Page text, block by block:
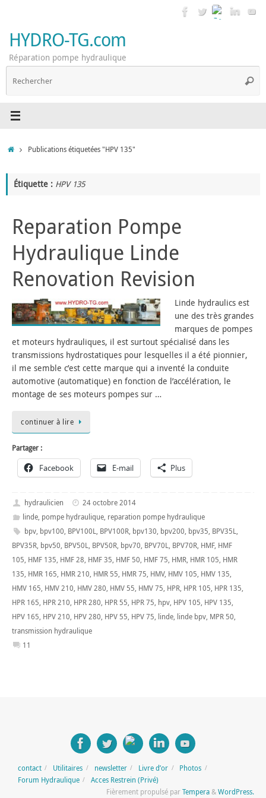
contenu
HYDRO-TG.com
Réparation pompe hydraulique
AccueilPublications étiquetées "HPV 135"
Étiquette : HPV 135
Reparation Pompe
Hydraulique Linde
Renovation Revision
Linde hydraulics est
une des très grandes
marques de pompes
et moteurs hydrauliques, il est surtout spécialisé dans les
transmissions hydrostatiques pour lesquelles il a été pionnier,
il me semble c’est cette marque qui a inventé la conduite
automotive (automatique) en fonction de l’accélération, le
montage de ses moteurs pompes sur …
continuer à lire
Partager :
Facebook E-mail Plus
hydraulicien
24 octobre 2014
linde, pompe hydraulique, reparation pompe hydraulique
bpv, bpv100, BPV100L, BPV100R, bpv130, bpv200, bpv35, BPV35L,
BPV35R, bpv50, BPV50L, BPV50R, bpv70, BPV70L, BPV70R, HMF, HMF
105, HMF 135, HMF 28, HMF 35, HMF 50, HMF 75, HMR, HMR 105, HMR
135, HMR 165, HMR 210, HMR 55, HMR 75, HMV, HMV 105, HMV 135,
HMV 165, HMV 210, HMV 280, HMV 55, HMV 75, HPR, HPR 105, HPR 135,
HPR 165, HPR 210, HPR 280, HPR 55, HPR 75, hpv, HPV 105, HPV 135,
HPV 165, HPV 210, HPV 280, HPV 55, HPV 75, linde, linde bpv, MPR 50,
transmission hydraulique
11
contact Utilitaires newsletter Livre d’or
Photos
Forum Hydraulique
Acces Restrein (Privé)
Fièrement propulsé parTempera&WordPress.